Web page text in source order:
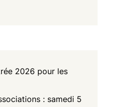
2026 pour les
: samedi 5